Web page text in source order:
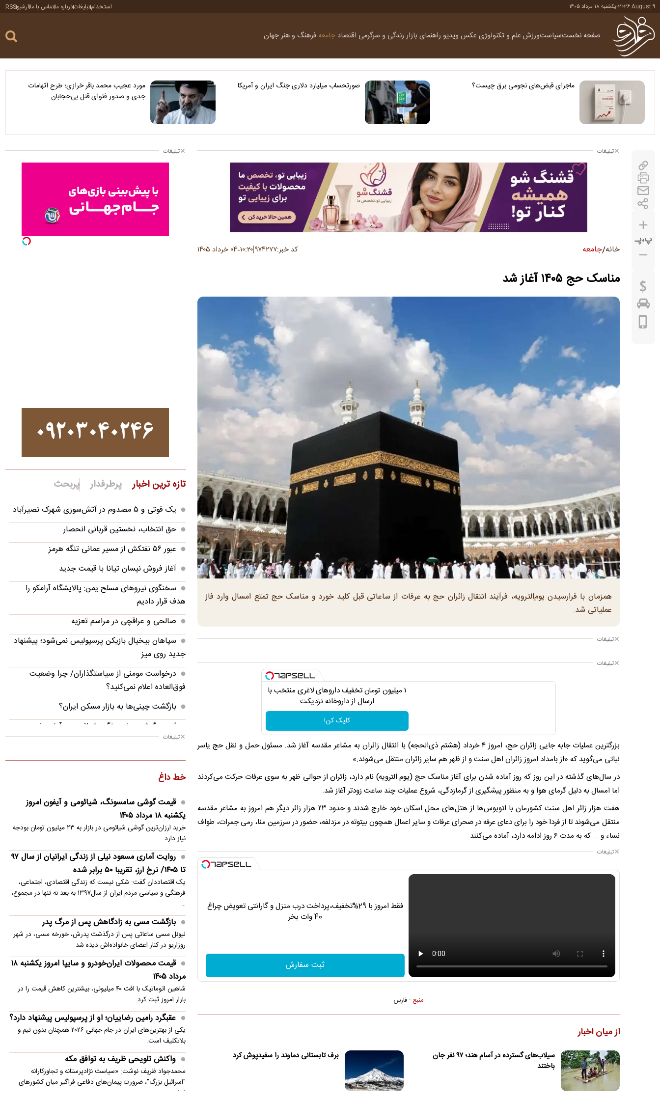
2026 August 9
-یکشنبه ۱۸ مرداد ۱۴۰۵ استخدامتبلیغاتدرباره ماتماس با ماآرشیوRSS
صفحه نخستسیاستورزش علم و تکنولوژی عکس ویدیو راهنمای بازارزندگی و سرگرمی اقتصاد جامعه فرهنگ و هنرجهان
ماجرای قبض‌های نجومی برق چیست؟ صورتحساب میلیارد دلاری جنگ ایران و آمریکا
مورد عجیب محمد باقر خرازی؛ طرح اتهامات
جدی و صدور فتوای قتل بی‌حجابان
پ،پـ
تبلیغات
خانه/جامعه کد خبر:۹۷۴۲۷۷۱۰:۲۰-۰۴ خرداد ۱۴۰۵
مناسک حج ۱۴۰۵ آغاز شد
همزمان با فرارسیدن یوم‌الترویه، فرآیند انتقال زائران حج به عرفات از ساعاتی قبل کلید خورد و مناسک حج تمتع امسال وارد فاز
عملیاتی شد.
تبلیغات
تبلیغات
۱ میلیون تومان تخفیف داروهای لاغری منتخب با
ارسال از داروخانه نزدیکت
کلیک کن!
بزرگترین عملیات جابه جایی زائران حج، امروز ۴ خرداد (هشتم ذی‌الحجه) با انتقال زائران به مشاعر مقدسه آغاز شد. مسئول حمل و نقل حج یاسر
نباتی می‌‎گوید که «از بامداد امروز زائران اهل سنت و از ظهر هم سایر زائران منتقل می‌شوند.»
در سال‌های گذشته در این روز که روز آماده شدن برای آغاز مناسک حج (یوم الترویه) نام دارد، زائران از حوالی ظهر به سوی عرفات حرکت می‌کردند
اما امسال به دلیل گرمای هوا و به منظور پیشگیری از گرمازدگی، شروع عملیات چند ساعت زودتر آغاز شد.
هفت هزار زائر اهل سنت کشورمان با اتوبوس‌ها از هتل‌های محل اسکان خود خارج شدند و حدود ۲۳ هزار زائر دیگر هم امروز به مشاعر مقدسه
منتقل می‌شوند تا از فردا خود را برای دعای عرفه در صحرای عرفات و سایر اعمال همچون بیتوته در مزدلفه، حضور در سرزمین منا، رمی جمرات، طواف
نساء و ... که به مدت ۶ روز ادامه دارد، آماده می‌کنند.
تبلیغات
فقط امروز با 29%تخفیف،پرداخت درب منزل و گارانتی تعویض چراغ
40 وات بخر
ثبت سفارش
منبع :فارس
از میان اخبار
سیلاب‌های گسترده در آسام هند؛ ۹۷ نفر جان
باختند
برف تابستانی دماوند را سفیدپوش کرد
تبلیغات
تازه ترین اخبار پرطرفدار پربحث
‌یک فوتی و ۵ مصدوم در آتش‌سوزی شهرک نصیرآباد
حق انتخاب، نخستین قربانی انحصار
عبور ۵۶ نفتکش از مسیر عمانی تنگه هرمز
آغاز فروش نیسان تیانا با قیمت جدید
سخنگوی نیروهای مسلح یمن: پالایشگاه آرامکو را
هدف قرار دادیم
صالحی و عراقچی در مراسم تعزیه
سپاهان بیخیال بازیکن پرسپولیس نمی‌شود؛ پیشنهاد
جدید روی میز
درخواست مومنی از سیاستگذاران/ چرا وضعیت
فوق‌العاده اعلام نمی‌کنید؟
بازگشت چینی‌ها به بازار مسکن ایران؟
قیمت گوشی سامسونگ، شیائومی و آیفون امروز
یکشنبه ۱۸ مرداد ۱۴۰۵
صدور گواهینامه موتورسیکلت برای زنان؛ در آینده
نزدیک
چرا خوانندگان رمان پرفروش «بامداد خمار» سریال
نرگس آبیار را دوست ندارند؟
بغض و پشیمانی تلخ رامین پرچمی
عراقچی: ایران بر عهد مقاومت خود ایستاده است/
جنایت‌ها را نه فراموش می‌کنیم نه می‌بخشیم
تبلیغات
خط داغ
قیمت گوشی سامسونگ، شیائومی و آیفون امروز
یکشنبه ۱۸ مرداد ۱۴۰۵
خرید ارزان‌ترین گوشی شیائومی در بازار به ۲۳ میلیون تومان بودجه
نیاز دارد
روایت آماری مسعود نیلی از زندگی ایرانیان از سال ۹۷
تا ۱۴۰۵/ نرخ ارز، تقریبا ۵۰ برابر شده
یک اقتصاددان گفت: شکی نیست که زندگی اقتصادی، اجتماعی،
فرهنگی و سیاسی مردم ایران از سال۱۳۹۷ به بعد نه تنها در مجموع،
…
بازگشت مسی به زادگاهش پس از مرگ پدر
لیونل مسی ساعاتی پس از درگذشت پدرش، خورخه مسی، در شهر
روزاریو در کنار اعضای خانواده‌اش دیده شد.
قیمت محصولات ایران‌خودرو و سایپا امروز یکشنبه ۱۸
مرداد ۱۴۰۵
شاهین اتوماتیک با افت ۴۰ میلیونی، بیشترین کاهش قیمت را در
بازار امروز ثبت کرد
عقبگرد رامین رضاییان؛ او از پرسپولیس پیشنهاد دارد؟
یکی از بهترین‌های ایران در جام جهانی ۲۰۲۶ همچنان بدون تیم و
بلاتکلیف است.
واکنش تلویحی ظریف به توافق مکه
محمدجواد ظریف نوشت: «سیاست نژادپرستانه و تجاوزکارانه
"اسرائیل بزرگ"، ضرورت پیمان‌های دفاعی فراگیر میان کشورهای
اسلامی…